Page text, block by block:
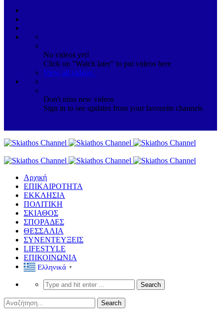
No videos yet!
Click on "Watch later" to put videos here
View all videos
Don't miss new videos
Sign in to see updates from your favourite channels
Αρχική
ΕΠΙΚΑΙΡΟΤΗΤΑ
ΕΚΚΛΗΣΙΑ
ΠΟΛΙΤΙΚΗ
ΣΚΙΑΘΟΣ
ΣΠΟΡΑΔΕΣ
ΘΕΣΣΑΛΙΑ
ΣΥΝΕΝΤΕΥΞΕΙΣ
LIFESTYLE
ΕΠΙΚΟΙΝΩΝΙΑ
Ελληνικά ▼